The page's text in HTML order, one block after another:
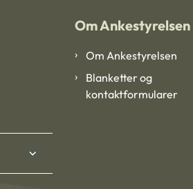
Om Ankestyrelsen
Om Ankestyrelsen
Blanketter og
kontaktformularer